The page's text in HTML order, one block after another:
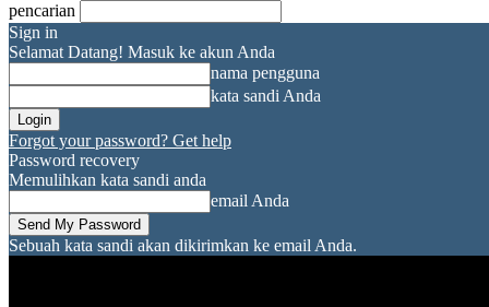
pencarian
Sign in
Selamat Datang! Masuk ke akun Anda
nama pengguna
kata sandi Anda
Forgot your password? Get help
Password recovery
Memulihkan kata sandi anda
email Anda
Sebuah kata sandi akan dikirimkan ke email Anda.